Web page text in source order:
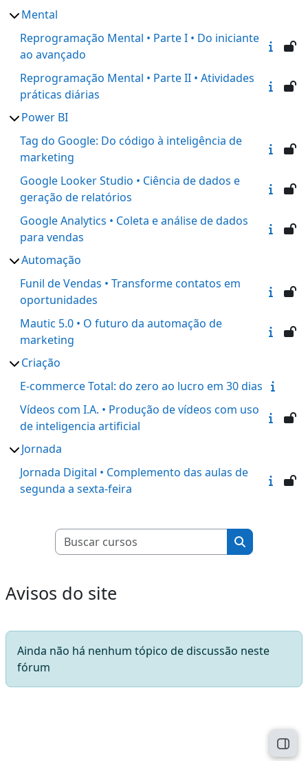
Mental
Reprogramação Mental • Parte I • Do iniciante
ao avançado
Reprogramação Mental • Parte II • Atividades
práticas diárias
Power BI
Tag do Google: Do código à inteligência de
marketing
Google Looker Studio • Ciência de dados e
geração de relatórios
Google Analytics • Coleta e análise de dados
para vendas
Automação
Funil de Vendas • Transforme contatos em
oportunidades
Mautic 5.0 • O futuro da automação de
marketing
Criação
E-commerce Total: do zero ao lucro em 30 dias
Vídeos com I.A. • Produção de vídeos com uso
de inteligencia artificial
Jornada
Jornada Digital • Complemento das aulas de
segunda a sexta-feira
Buscar cursos
Buscar
Avisos do site
Ainda não há nenhum tópico de discussão neste
fórum